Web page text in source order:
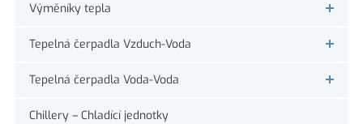
Výměníky tepla
Tepelná čerpadla Vzduch-Voda
Tepelná čerpadla Voda-Voda
Chillery – Chladící jednotky